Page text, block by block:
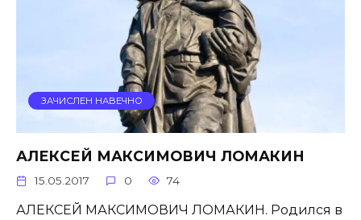
ЗАЧИСЛЕН НАВЕЧНО
АЛЕКСЕЙ МАКСИМОВИЧ ЛОМАКИН
15.05.2017 0 74
АЛЕКСЕЙ МАКСИМОВИЧ ЛОМАКИН. Родился в